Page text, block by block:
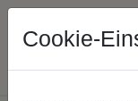
Cookie-